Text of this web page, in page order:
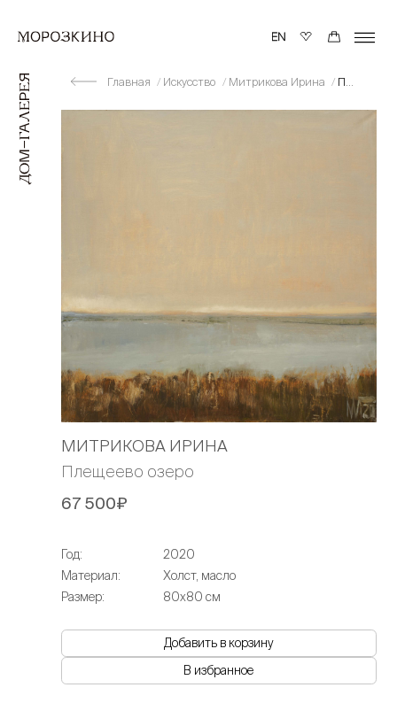
Главная Искусство Митрикова Ирина Плещеево озеро
МИТРИКОВА ИРИНА
Плещеево озеро
67 500₽
Год:
2020
Материал:
Холст, масло
Размер:
80х80 см
Добавить в корзину
В избранное